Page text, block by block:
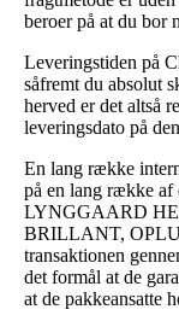
beroer på at du bor
Leveringstiden på
såfremt du absolut
herved er det altså
leveringsdato på
En lang række
på en lang række af
LYNGGAARD
BRILLANT,
transaktionen
det formål at de
at de pakkeansatte